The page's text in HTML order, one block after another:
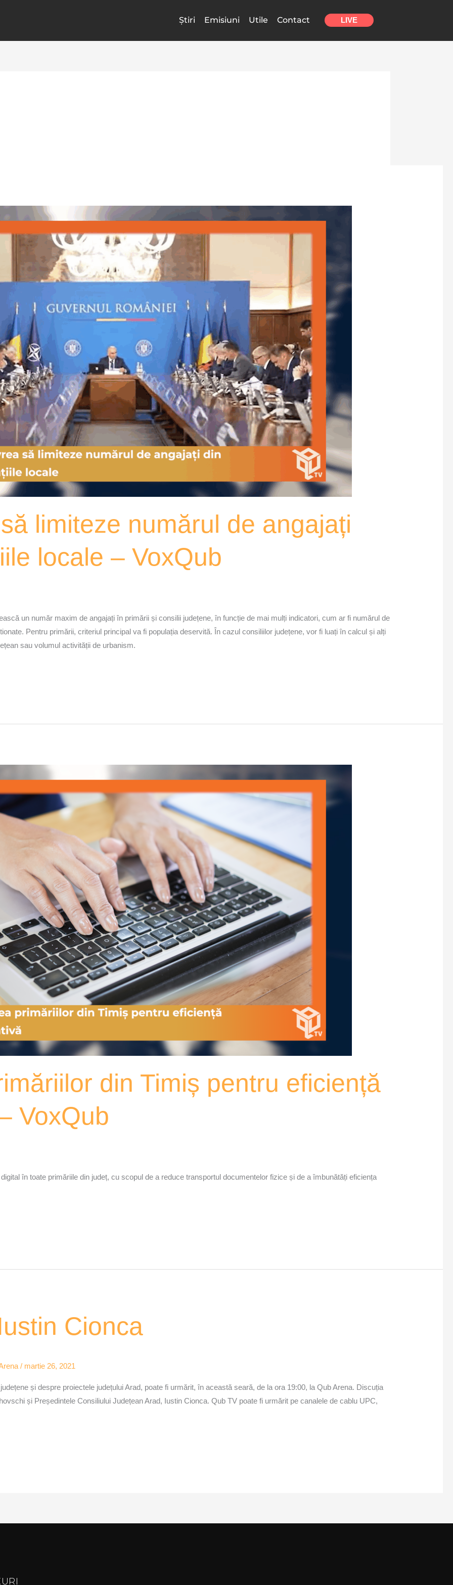
Știri Emisiuni Utile Contact LIVE
limiteze numărul de angajați
locale – VoxQub
un număr maxim de angajați în primării și consilii județene, în funcție de mai mulți indicatori, cum ar fi numărul de
Pentru primării, criteriul principal va fi populația deservită. În cazul consiliilor județene, vor fi luați în calcul și alți
sau volumul activității de urbanism.
din Timiș pentru eficiență
VoxQub
în toate primăriile din județ, cu scopul de a reduce transportul documentelor fizice și de a îmbunătăți eficiența
Cionca
/ martie 26, 2021
și despre proiectele județului Arad, poate fi urmărit, în această seară, de la ora 19:00, la Qub Arena. Discuția
și Președintele Consiliului Județean Arad, Iustin Cionca. Qub TV poate fi urmărit pe canalele de cablu UPC,